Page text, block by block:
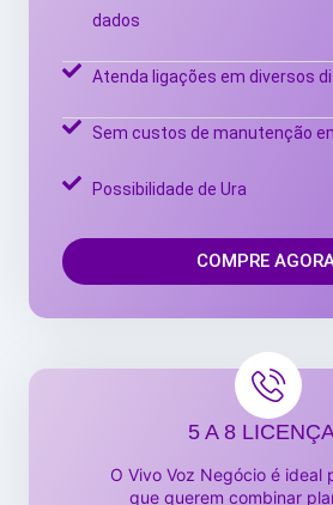
dados
Atenda ligações em diversos
Sem custos de manutenção
Possibilidade de Ura
COMPRE
5 A 8
O Vivo Voz Negócio é ideal
que querem combinar